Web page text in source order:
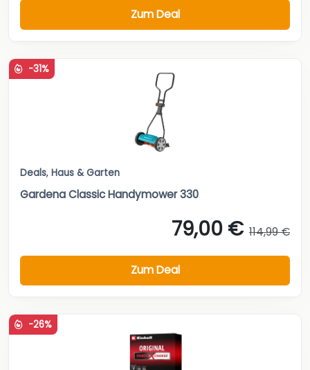
Zum Deal
-31%
Deals, Haus & Garten
Gardena Classic Handymower 330
79,00 € 114,99 €
Zum Deal
-26%